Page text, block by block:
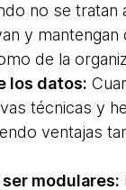
no se
y
de la
los datos:
técnicas y
ventajas
modulares: